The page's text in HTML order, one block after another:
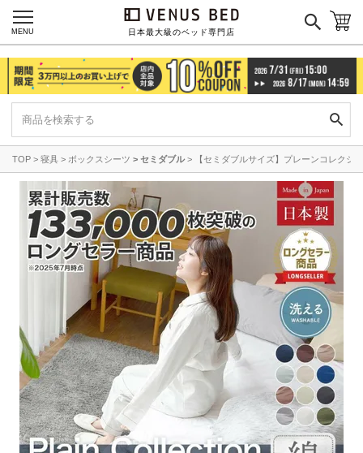
日本最大級のベッド専門店
MENU
ボックスシーツ ベッドパッド
掛け布団カバー 毛布
枕カバー
枕 寝具セット
羽毛・掛け布団
カラーで探す
ブラック ホワイト ブラウン グレイ ベージュ
ネイビー イエロー グリーン オレンジ
TOP 寝具 ボックスシーツ セミダブル 【セミダブルサイズ】プレーンコレクシ